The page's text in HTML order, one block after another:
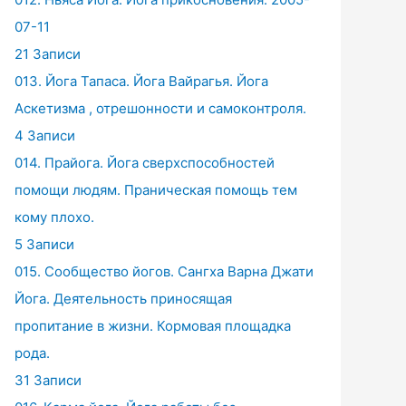
07-11
21 Записи
013. Йога Тапаса. Йога Вайрагья. Йога
Аскетизма , отрешонности и самоконтроля.
4 Записи
014. Прайога. Йога сверхспособностей
помощи людям. Праническая помощь тем
кому плохо.
5 Записи
015. Сообщество йогов. Сангха Варна Джати
Йога. Деятельность приносящая
пропитание в жизни. Кормовая площадка
рода.
31 Записи